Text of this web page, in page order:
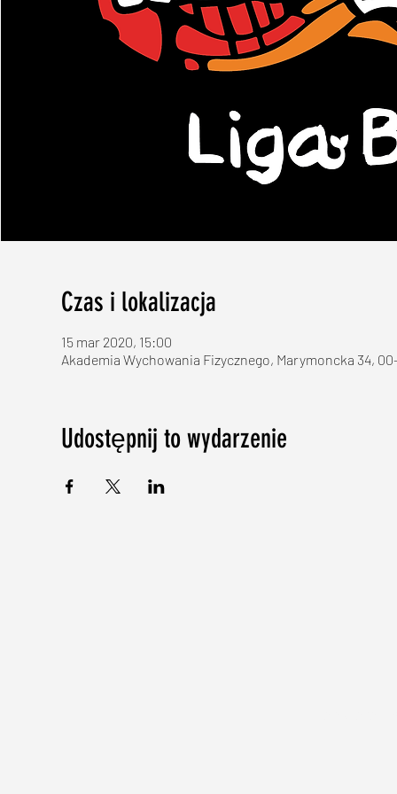
Czas i lokalizacja
15 mar 2020, 15:00
Akademia Wychowania Fizycznego, Marymoncka 34,
Udostępnij to wydarzenie